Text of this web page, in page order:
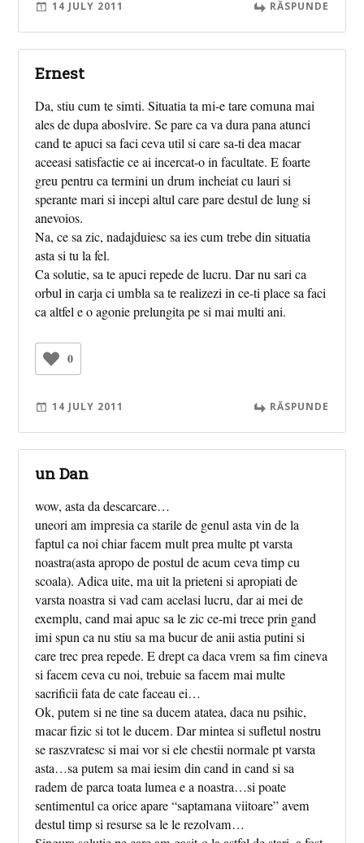
14 JULY 2011 RĂSPUNDE
Ernest
Da, stiu cum te simti. Situatia ta mi-e tare comuna mai
ales de dupa aboslvire. Se pare ca va dura pana atunci
cand te apuci sa faci ceva util si care sa-ti dea macar
aceeasi satisfactie ce ai incercat-o in facultate. E foarte
greu pentru ca termini un drum incheiat cu lauri si
sperante mari si incepi altul care pare destul de lung si
anevoios.
Na, ce sa zic, nadajduiesc sa ies cum trebe din situatia
asta si tu la fel.
Ca solutie, sa te apuci repede de lucru. Dar nu sari ca
orbul in carja ci umbla sa te realizezi in ce-ti place sa faci
ca altfel e o agonie prelungita pe si mai multi ani.
0
14 JULY 2011 RĂSPUNDE
un Dan
wow, asta da descarcare…
uneori am impresia ca starile de genul asta vin de la
faptul ca noi chiar facem mult prea multe pt varsta
noastra(asta apropo de postul de acum ceva timp cu
scoala). Adica uite, ma uit la prieteni si apropiati de
varsta noastra si vad cam acelasi lucru, dar ai mei de
exemplu, cand mai apuc sa le zic ce-mi trece prin gand
imi spun ca nu stiu sa ma bucur de anii astia putini si
care trec prea repede. E drept ca daca vrem sa fim cineva
si facem ceva cu noi, trebuie sa facem mai multe
sacrificii fata de cate faceau ei…
Ok, putem si ne tine sa ducem atatea, daca nu psihic,
macar fizic si tot le ducem. Dar mintea si sufletul nostru
se raszvratesc si mai vor si ele chestii normale pt varsta
asta…sa putem sa mai iesim din cand in cand si sa
radem de parca toata lumea e a noastra…si poate
sentimentul ca orice apare “saptamana viitoare” avem
destul timp si resurse sa le le rezolvam…